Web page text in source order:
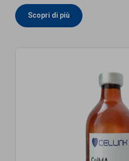
Scopri di più